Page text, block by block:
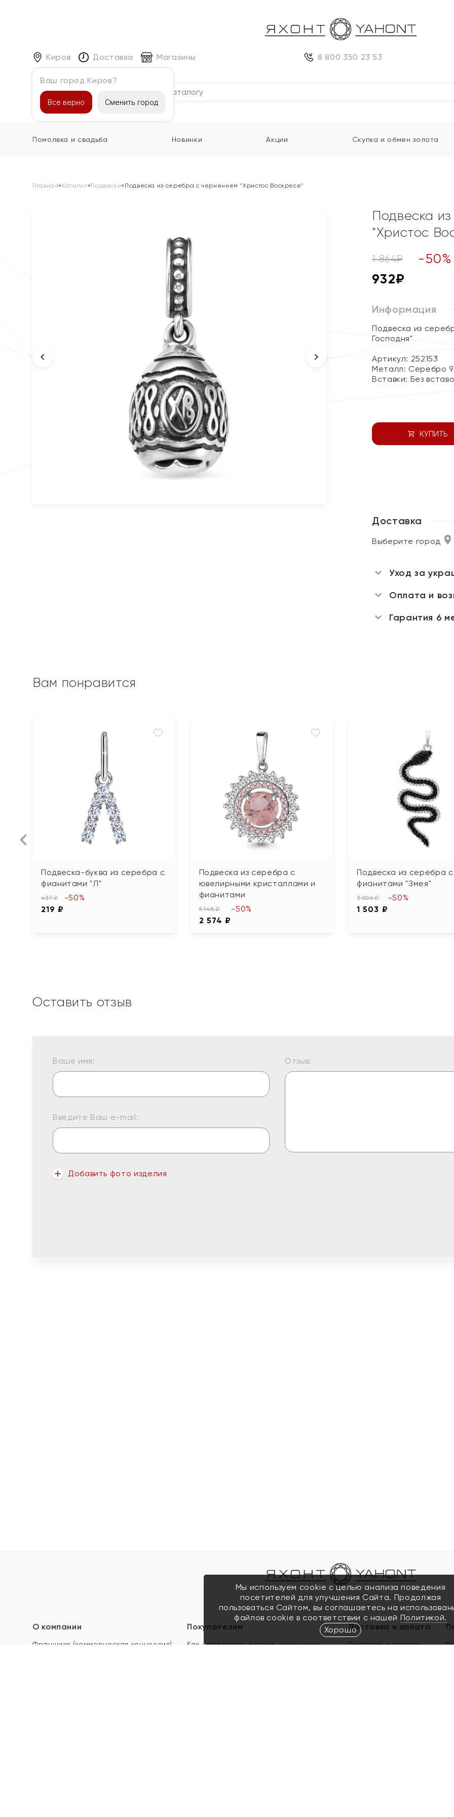
Киров
Ваш город Киров?
Все верно Сменить город
Доставка Магазины 8 800 350 23 53
Каталог
Помолвка и свадьба Новинки Акции Скупка и обмен золота
Главная» Каталог»Подвески» Подвеска из серебра с чернением "Христос Воскресе"
Подвеска
"Христос
1 864₽ -50%
932₽
Информация
Подвеска из
Господня"
Артикул: 252153
Металл: Серебро
Вставки: Без
КУПИТЬ
Доставка
Выберите город
Уход за
Оплата и
Гарантия 6
Вам понравится
Подвеска-буква из серебра с
фианитами "Л"
437 ₽
219 ₽
-50%
Подвеска из серебра с
ювелирными кристаллами и
фианитами
5 148 ₽
2 574 ₽
-50%
Подвеска из серебра с
фианитами "Змея"
3 006 ₽
1 503 ₽
-50%
Оставить отзыв
Ваше имя:
Введите Ваш e-mail:
Добавить фото изделия
Отзыв:
О компании
Франшиза (коммерческая концессия)
Покупателям
Как определить размер украшения
Доставка и оплата
Доставка и оплата
Мы используем cookie с целью анализа поведения
посетителей для улучшения Сайта. Продолжая
пользоваться Сайтом, вы соглашаетесь на
файлов cookie в соответствии с нашей Политикой.
Хорошо